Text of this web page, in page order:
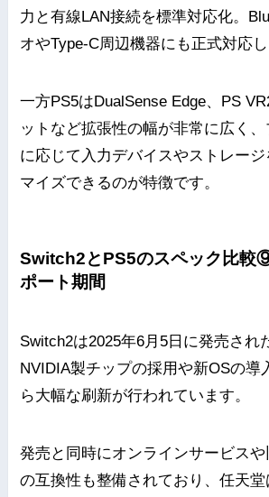
力と有線LAN接続を標準対応化。
オやType-C周辺機器にも正式対応し
一方PS5はDualSense Edge、PS
ットなど拡張性の幅が非常に広く
に応じて入力デバイスやストレージ
マイズできるのが特徴です。
Switch2とPS5のスペック比較
ポート期間
Switch2は2025年6月5日に発売され
NVIDIA製チップの採用や新OSの導
ら大幅な刷新が行われています。
発売と同時にオンラインサービスや
の互換性も整備されており、任天